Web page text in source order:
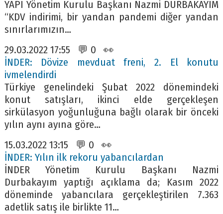
YAPI Yönetim Kurulu Başkanı Nazmi DURBAKAYIM
“KDV indirimi, bir yandan pandemi diğer yandan
sınırlarımızın…
29.03.2022 17:55 💬 0 👀
İNDER: Dövize mevduat freni, 2. El konutu
ivmelendirdi
Türkiye genelindeki Şubat 2022 dönemindeki
konut satışları, ikinci elde gerçekleşen
sirkülasyon yoğunluğuna bağlı olarak bir önceki
yılın aynı ayına göre…
15.03.2022 13:15 💬 0 👀
İNDER: Yılın ilk rekoru yabancılardan
İNDER Yönetim Kurulu Başkanı Nazmi
Durbakayım yaptığı açıklama da; Kasım 2022
döneminde yabancılara gerçekleştirilen 7.363
adetlik satış ile birlikte 11…